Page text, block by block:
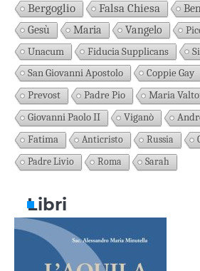
Bergoglio Falsa Chiesa
Gesù Maria Vangelo
Unacum
Fiducia Supplicans
San Giovanni Apostolo
Coppie Gay
Prevost
Padre Pio
Maria
Giovanni Paolo II
Viganò
Fatima
Anticristo Russia
Padre Livio
Roma Sarah
Libri